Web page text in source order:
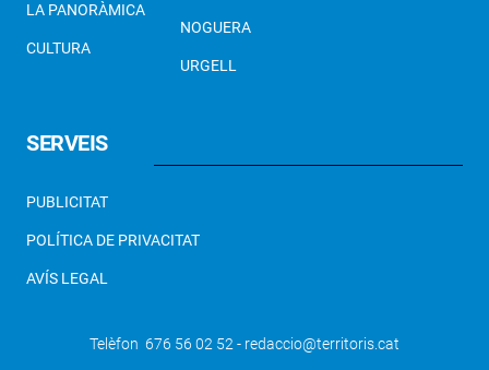
LA PANORÀMICA
CULTURA
NOGUERA
URGELL
SERVEIS
PUBLICITAT
POLÍTICA DE PRIVACITAT
AVÍS LEGAL
Telèfon 676 56 02 52 - redaccio@territoris.cat